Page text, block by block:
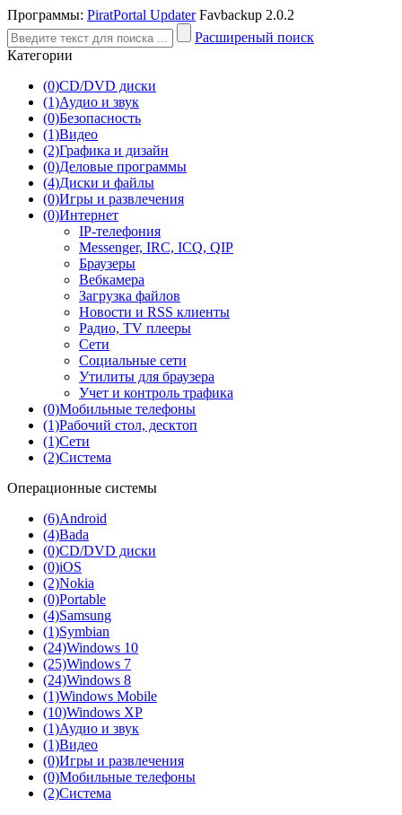
Программы: PiratPortal Updater Favbackup 2.0.2
Расширеный поиск
Категории
(0)CD/DVD диски
(1)Аудио и звук
(0)Безопасность
(1)Видео
(2)Графика и дизайн
(0)Деловые программы
(4)Диски и файлы
(0)Игры и развлечения
(0)Интернет
IP-телефония
Messenger, IRC, ICQ, QIP
Браузеры
Вебкамера
Загрузка файлов
Новости и RSS клиенты
Радио, TV плееры
Сети
Социальные сети
Утилиты для браузера
Учет и контроль трафика
(0)Мобильные телефоны
(1)Рабочий стол, десктоп
(1)Сети
(2)Система
Операционные системы
(6)Android
(4)Bada
(0)CD/DVD диски
(0)iOS
(2)Nokia
(0)Portable
(4)Samsung
(1)Symbian
(24)Windows 10
(25)Windows 7
(24)Windows 8
(1)Windows Mobile
(10)Windows XP
(1)Аудио и звук
(1)Видео
(0)Игры и развлечения
(0)Мобильные телефоны
(2)Система